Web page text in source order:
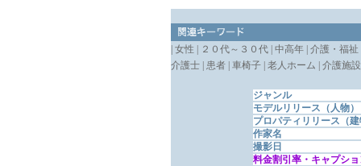
| 女性 | ２０代～３０代 | 中高年 | 介護・福
介護士 | 患者 | 車椅子 | 老人ホーム | 介護施
ジャンル
モデルリリース（人物）
プロパティリリース（
作家名
撮影日
料金割引率・キャプシ